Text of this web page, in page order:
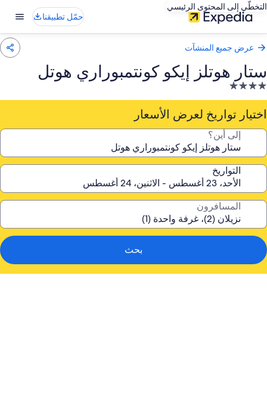
التخطّي إلى المحتوى الرئيسي
حمّل تطبيقنا
عرض جميع المنشآت
ستار هوتلز إيكو كونتمبوراري هوتل
منشأة
فندقية
مصنفة
4.0
اختيار تواريخ لعرض الأسعار
إلى أين؟
التواريخ
المسافرون
بحث